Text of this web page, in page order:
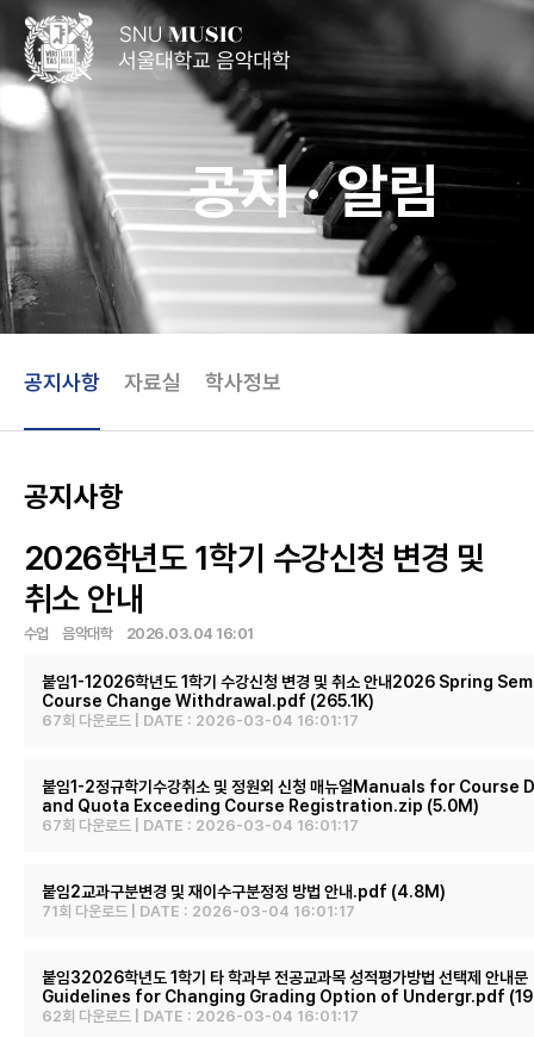
공지 · 알림
공지사항 자료실 학사정보
공지사항
2026학년도 1학기 수강신청 변경 및
취소 안내
수업 음악대학 2026.03.04 16:01
붙임1-12026학년도 1학기 수강신청 변경 및 취소 안내2026 Spring
Course Change Withdrawal.pdf (265.1K)
67회 다운로드 | DATE : 2026-03-04 16:01:17
붙임1-2정규학기수강취소 및 정원외 신청 매뉴얼Manuals for Course
and Quota Exceeding Course Registration.zip (5.0M)
67회 다운로드 | DATE : 2026-03-04 16:01:17
붙임2교과구분변경 및 재이수구분정정 방법 안내.pdf (4.8M)
71회 다운로드 | DATE : 2026-03-04 16:01:17
붙임32026학년도 1학기 타 학과부 전공교과목 성적평가방법 선택제 안내문
Guidelines for Changing Grading Option of Undergr.pdf
62회 다운로드 | DATE : 2026-03-04 16:01:17